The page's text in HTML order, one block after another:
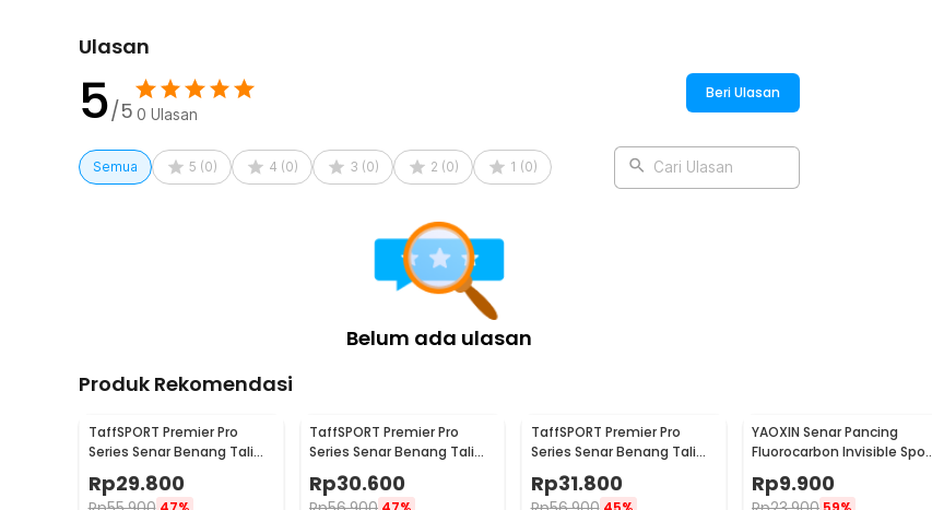
Ulasan
5/5 0 Ulasan
Beri Ulasan
Semua 5 (0) 4 (0) 3 (0) 2 (0) 1 (0) Cari Ulasan
Belum ada ulasan
Produk Rekomendasi
TaffSPORT Premier Pro
Series Senar Benang Tali
Pancing PE Braided 300M
0.33mm
Rp29.800
TaffSPORT Premier Pro
Series Senar Benang Tali
Pancing PE Braided 300M
0.23mm
Rp30.600
TaffSPORT Premier Pro
Series Senar Benang Tali
Pancing PE Braided 300M
0.14mm
Rp31.800
YAOXIN Senar Pancing
Fluorocarbon Invisible Spot
OY0068
Rp9.900